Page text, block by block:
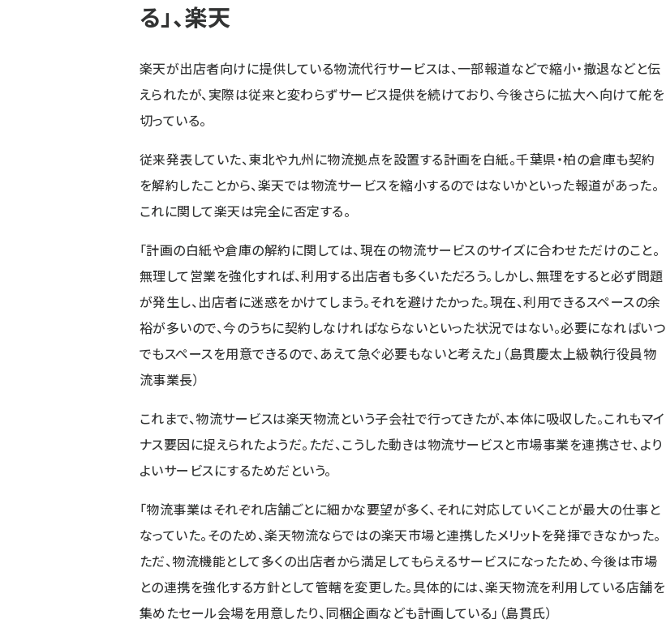
る」、楽天
楽天が出店者向けに提供している物流代行サービスは、一部報道などで縮小・撤退などと伝
えられたが、実際は従来と変わらずサービス提供を続けており、今後さらに拡大へ向けて舵を
切っている。
従来発表していた、東北や九州に物流拠点を設置する計画を白紙。千葉県・柏の倉庫も契約
を解約したことから、楽天では物流サービスを縮小するのではないかといった報道があった。
これに関して楽天は完全に否定する。
「計画の白紙や倉庫の解約に関しては、現在の物流サービスのサイズに合わせただけのこと。
無理して営業を強化すれば、利用する出店者も多くいただろう。しかし、無理をすると必ず問題
が発生し、出店者に迷惑をかけてしまう。それを避けたかった。現在、利用できるスペースの余
裕が多いので、今のうちに契約しなければならないといった状況ではない。必要になればいつ
でもスペースを用意できるので、あえて急ぐ必要もないと考えた」（島貫慶太上級執行役員物
流事業長）
これまで、物流サービスは楽天物流という子会社で行ってきたが、本体に吸収した。これもマイ
ナス要因に捉えられたようだ。ただ、こうした動きは物流サービスと市場事業を連携させ、より
よいサービスにするためだという。
「物流事業はそれぞれ店舗ごとに細かな要望が多く、それに対応していくことが最大の仕事と
なっていた。そのため、楽天物流ならではの楽天市場と連携したメリットを発揮できなかった。
ただ、物流機能として多くの出店者から満足してもらえるサービスになったため、今後は市場
との連携を強化する方針として管轄を変更した。具体的には、楽天物流を利用している店舗を
集めたセール会場を用意したり、同梱企画なども計画している」（島貫氏）